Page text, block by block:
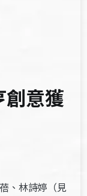
意獲
、林詩婷（見